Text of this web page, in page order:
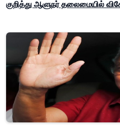
குறித்து ஆளுநர் தலைமையில்